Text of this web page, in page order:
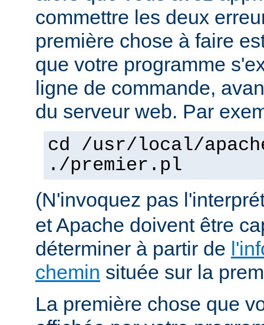
commettre les deux
première chose à faire
que votre programme
ligne de commande,
du serveur web. Par
cd /usr/local/
./premier.pl
(N'invoquez pas
et Apache doivent être
déterminer à partir de
chemin située sur la
La première chose que